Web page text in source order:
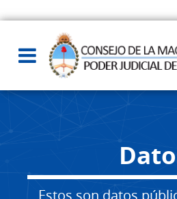
Estos son datos